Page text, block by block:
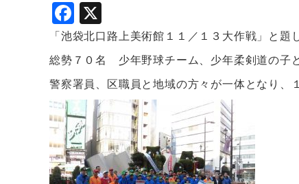
F
a
c
e
b
o
o
k
「池袋北口路上美術館１１／１３大作戦」と題
総勢７０名 少年野球チーム、少年柔剣道の子
警察署員、区職員と地域の方々が一体となり、